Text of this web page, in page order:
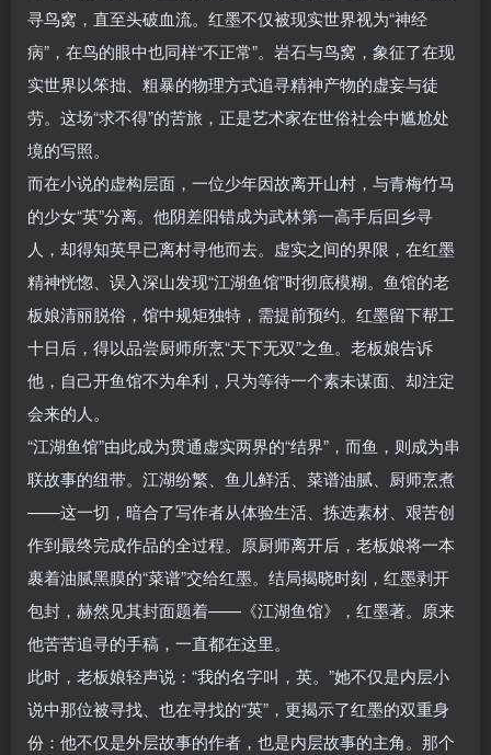
寻鸟窝，直至头破血流。红墨不仅被现实世界视为“神经
病”，在鸟的眼中也同样“不正常”。岩石与鸟窝，象征了在现
实世界以笨拙、粗暴的物理方式追寻精神产物的虚妄与徒
劳。这场“求不得”的苦旅，正是艺术家在世俗社会中尴尬处
境的写照。
而在小说的虚构层面，一位少年因故离开山村，与青梅竹马
的少女“英”分离。他阴差阳错成为武林第一高手后回乡寻
人，却得知英早已离村寻他而去。虚实之间的界限，在红墨
精神恍惚、误入深山发现“江湖鱼馆”时彻底模糊。鱼馆的老
板娘清丽脱俗，馆中规矩独特，需提前预约。红墨留下帮工
十日后，得以品尝厨师所烹“天下无双”之鱼。老板娘告诉
他，自己开鱼馆不为牟利，只为等待一个素未谋面、却注定
会来的人。
“江湖鱼馆”由此成为贯通虚实两界的“结界”，而鱼，则成为串
联故事的纽带。江湖纷繁、鱼儿鲜活、菜谱油腻、厨师烹煮
——这一切，暗合了写作者从体验生活、拣选素材、艰苦创
作到最终完成作品的全过程。原厨师离开后，老板娘将一本
裹着油腻黑膜的“菜谱”交给红墨。结局揭晓时刻，红墨剥开
包封，赫然见其封面题着——《江湖鱼馆》，红墨著。原来
他苦苦追寻的手稿，一直都在这里。
此时，老板娘轻声说：“我的名字叫，英。”她不仅是内层小
说中那位被寻找、也在寻找的“英”，更揭示了红墨的双重身
份：他不仅是外层故事的作者，也是内层故事的主角。那个